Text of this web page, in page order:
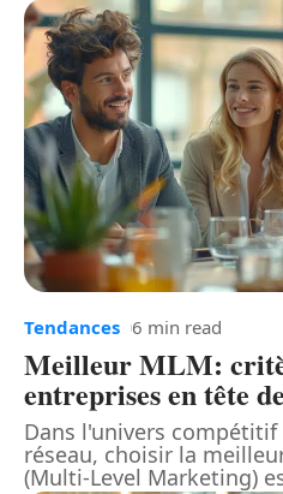
Tendances 6 min read
Meilleur MLM:
entreprises en tête
Dans l'univers
réseau, choisir la
(Multi-Level Marketing)